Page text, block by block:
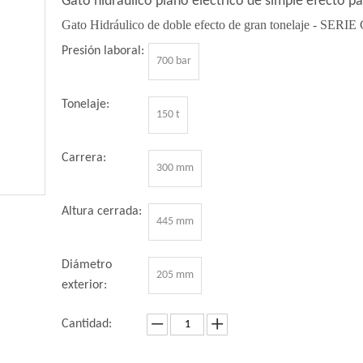
Gato Hidráulico de doble efecto de gran tonelaje - SERIE
Presión laboral:
700 bar
Tonelaje:
150 t
Carrera:
300 mm
Altura cerrada:
445 mm
Diámetro
exterior:
205 mm
Cantidad: